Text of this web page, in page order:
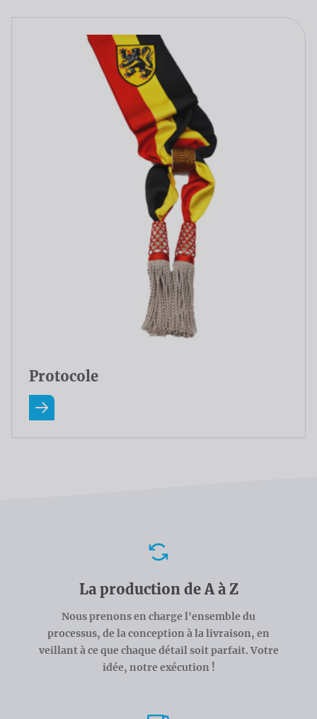
Protocole
En savoir plus A Propos Protocole
La production de A à Z
Nous prenons en charge l'ensemble du
processus, de la conception à la livraison, en
veillant à ce que chaque détail soit parfait. Votre
idée, notre exécution !